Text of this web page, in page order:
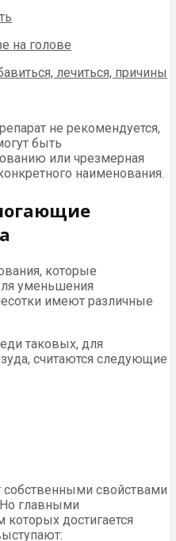
не рекомендуется,
быть
или чрезмерная
наименования.
которые
уменьшения
имеют различные
таковых, для
считаются следующие
собственными свойствами
главными
достигается